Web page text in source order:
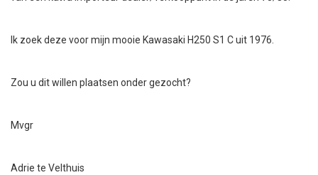
Ik zoek deze voor mijn mooie Kawasaki H250 S1 C uit 1976.
Zou u dit willen plaatsen onder gezocht?
Mvgr
Adrie te Velthuis